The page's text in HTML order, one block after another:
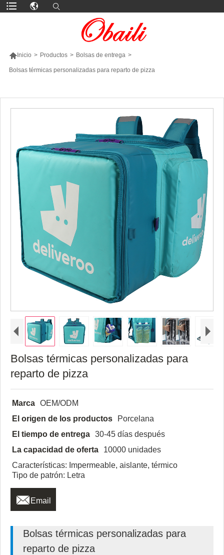
Inicio > Productos > Bolsas de entrega >
Bolsas térmicas personalizadas para reparto de pizza
Bolsas térmicas personalizadas para
reparto de pizza
Marca OEM/ODM
El origen de los productos
Porcelana
El tiempo de entrega 30-45 días después
La capacidad de oferta
10000 unidades
Características: Impermeable, aislante, térmico
Tipo de patrón: Letra
 Email
Bolsas térmicas personalizadas para
reparto de pizza